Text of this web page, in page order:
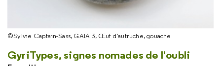
©Sylvie Captain-Sass, GAÏA 3, Œuf d’autruche, gouache
GyriTypes, signes nomades de l'oubli